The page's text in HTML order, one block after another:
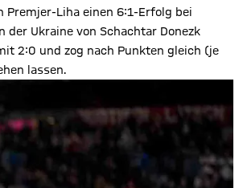
Liha einen 6:1-Erfolg bei
der Ukraine von Schachtar Donezk
2:0 und zog nach Punkten gleich (je
lassen.